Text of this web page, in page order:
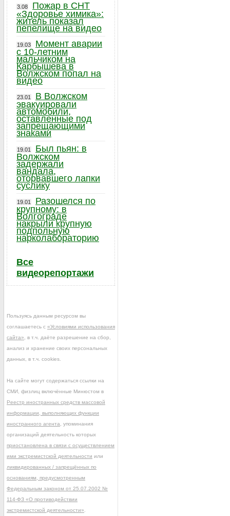
3.08
Пожар в СНТ
«Здоровье химика»:
житель показал
пепелище на видео
19.03
Момент аварии
с 10-летним
мальчиком на
Карбышева в
Волжском попал на
видео
23.01
В Волжском
эвакуировали
автомобили,
оставленные под
запрещающими
знаками
19.01
Был пьян: в
Волжском
задержали
вандала,
оторвавшего лапки
суслику
19.01
Разошелся по
крупному: в
Волгограде
накрыли крупную
подпольную
нарколабораторию
Все
видеорепортажи
Пользуясь данным ресурсом вы
соглашаетесь с «Условиями использования
сайта» , в т.ч. даёте разрешение на сбор,
анализ и хранение своих персональных
данных, в т.ч. cookies.
На сайте могут содержаться ссылки на
СМИ, физлиц включённые Минюстом в
Реестр иностранных средств массовой
информации, выполняющих функции
иностранного агента , упоминания
организаций деятельность которых
приостановлена в связи с осуществлением
ими экстремистской деятельности или
ликвидированных / запрещённых по
основаниям, предусмотренным
Федеральным законом от 25.07.2002 №
114-ФЗ «О противодействии
экстремистской деятельности»